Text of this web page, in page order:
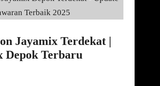
Jayamix Terdekat |
Depok Terbaru